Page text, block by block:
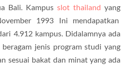
Bali. Kampusslot thailand yang
1993 Ini mendapatkan
4.912 kampus. Didalamnya ada
beragam jenis program studi yang
sesuai bakat dan minat yang ada